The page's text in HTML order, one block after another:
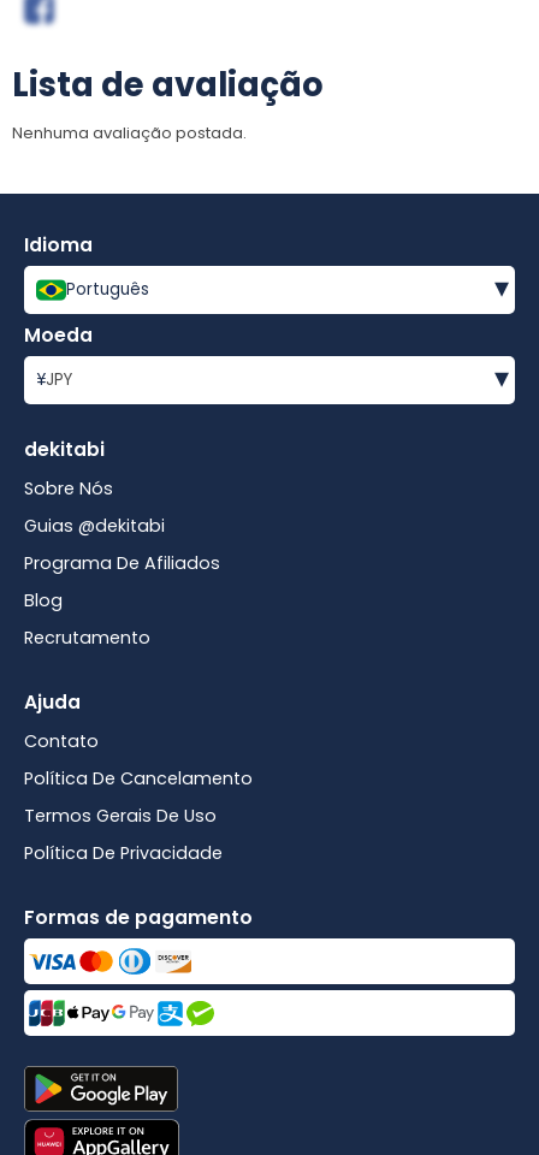
Lista de avaliação
Nenhuma avaliação postada.
Idioma
Português ▾
Moeda
¥JPY ▾
dekitabi
Sobre Nós
Guias @dekitabi
Programa De Afiliados
Blog
Recrutamento
Ajuda
Contato
Política De Cancelamento
Termos Gerais De Uso
Política De Privacidade
Formas de pagamento